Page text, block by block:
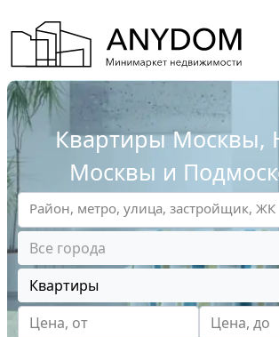
Квартиры Москвы,
Москвы и
Все города
Квартиры
Цена, от
Цена, до
Район, метро, улица, застройщик, ЖК